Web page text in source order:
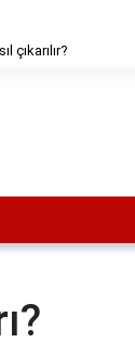
çıkarılır?